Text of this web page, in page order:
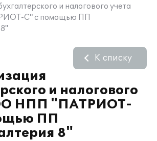
и налогового учета
С" с помощью ПП
и налогового
НПП "ПАТРИОТ-
ПП
8"
К списку